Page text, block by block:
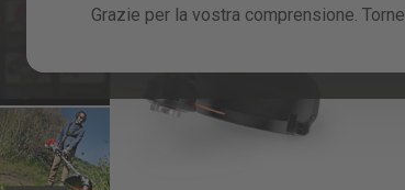
Grazie per la vostra comprensione.